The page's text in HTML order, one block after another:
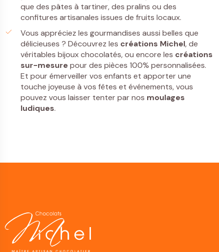
que des pâtes à tartiner, des pralins ou des
confitures artisanales issues de fruits locaux.
Vous appréciez les gourmandises aussi belles que
délicieuses ? Découvrez les créations Michel, de
véritables bijoux chocolatés, ou encore les créations
sur-mesurepour des pièces 100% personnalisées.
Et pour émerveiller vos enfants et apporter une
touche joyeuse à vos fêtes et événements, vous
pouvez vous laisser tenter par nos moulages
ludiques.